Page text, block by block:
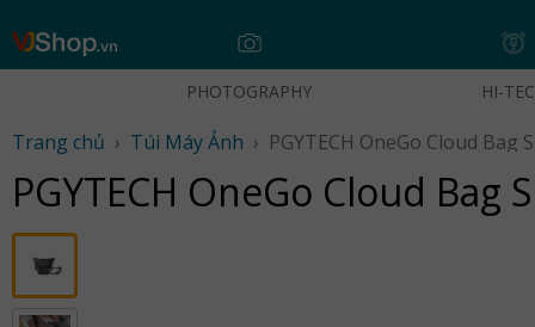
Skip
PHOTOGRAPHY HI-
Trang chủ › Túi Máy Ảnh › PGYTECH OneGo Cloud Bag
PGYTECH OneGo Cloud Bag